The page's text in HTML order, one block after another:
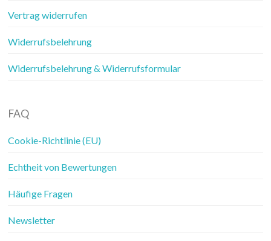
Vertrag widerrufen
Widerrufsbelehrung
Widerrufsbelehrung & Widerrufsformular
FAQ
Cookie-Richtlinie (EU)
Echtheit von Bewertungen
Häufige Fragen
Newsletter